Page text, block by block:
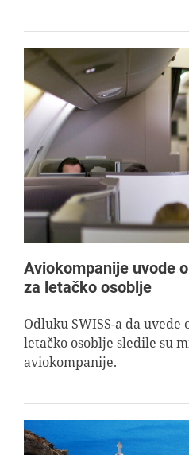
Aviokompanije uvode
za letačko osoblje
Odluku SWISS-a da
letačko osoblje sledile su
aviokompanije.